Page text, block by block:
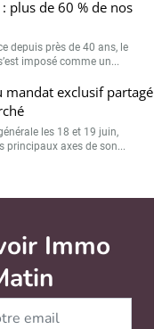
plus de 60 % de nos
depuis près de 40 ans, le
imposé comme un...
mandat exclusif partagé
les 18 et 19 juin,
principaux axes de son...